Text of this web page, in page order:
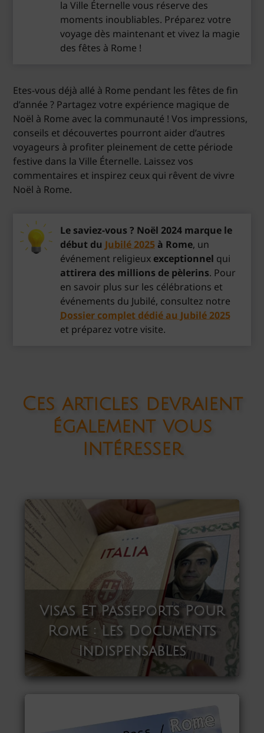
la Ville Éternelle vous réserve des
moments inoubliables. Préparez votre
voyage dès maintenant et vivez la magie
des fêtes à Rome !
Etes-vous déjà allé à Rome pendant les fêtes de fin
d’année ? Partagez votre expérience magique de
Noël à Rome avec la communauté ! Vos impressions,
conseils et découvertes pourront aider d’autres
voyageurs à profiter pleinement de cette période
festive dans la Ville Éternelle. Laissez vos
commentaires et inspirez ceux qui rêvent de vivre
Noël à Rome.
Le saviez-vous ? Noël 2024 marque le
début du Jubilé 2025 à Rome, un
événement religieux exceptionnel qui
attirera des millions de pèlerins. Pour
en savoir plus sur les célébrations et
événements du Jubilé, consultez notre
Dossier complet dédié au Jubilé 2025
et préparez votre visite.
Ces articles devraient
également vous
intéresser
Visas Et Passeports Pour
Rome : Les Documents
Indispensables